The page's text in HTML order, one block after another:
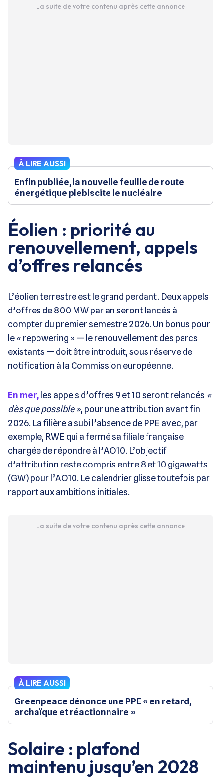
La suite de votre contenu après cette annonce
À LIRE AUSSI
Enfin publiée, la nouvelle feuille de route
énergétique plebiscite le nucléaire
Éolien : priorité au
renouvellement, appels
d’offres relancés
L’éolien terrestre est le grand perdant. Deux appels
d’offres de 800 MW par an seront lancés à
compter du premier semestre 2026. Un bonus pour
le « repowering » — le renouvellement des parcs
existants — doit être introduit, sous réserve de
notification à la Commission européenne.
En mer,les appels d’offres 9 et 10 seront relancés «
dès que possible », pour une attribution avant fin
2026. La filière a subi l’absence de PPE avec, par
exemple, RWE qui a fermé sa filiale française
chargée de répondre à l’AO10. L’objectif
d’attribution reste compris entre 8 et 10 gigawatts
(GW) pour l’AO10. Le calendrier glisse toutefois par
rapport aux ambitions initiales.
La suite de votre contenu après cette annonce
À LIRE AUSSI
Greenpeace dénonce une PPE « en retard,
archaïque et réactionnaire »
Solaire : plafond
maintenu jusqu’en 2028